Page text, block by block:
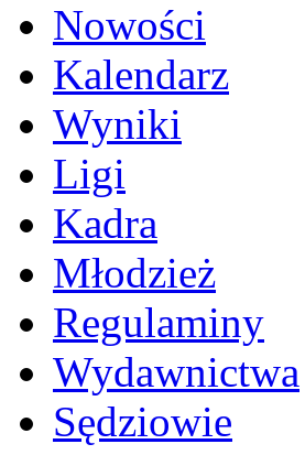
Nowości
Kalendarz
Wyniki
Ligi
Kadra
Młodzież
Regulaminy
Wydawnictwa
Sędziowie